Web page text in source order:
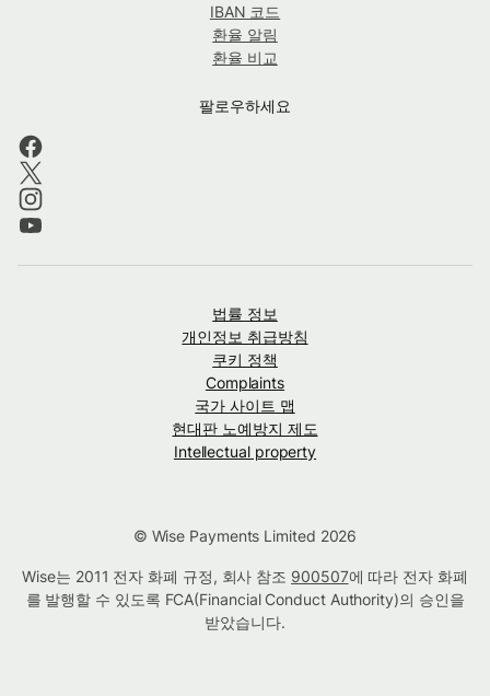
IBAN 코드
환율 알림
환율 비교
팔로우하세요
법률 정보
개인정보 취급방침
쿠키 정책
Complaints
국가 사이트 맵
현대판 노예방지 제도
Intellectual property
© Wise Payments Limited 2026
Wise는 2011 전자 화폐 규정, 회사 참조 900507에 따라 전자 화폐
를 발행할 수 있도록 FCA(Financial Conduct Authority)의 승인을
받았습니다.